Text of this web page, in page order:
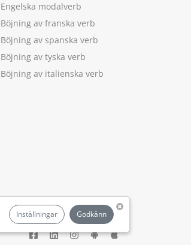
Inställningar Godkänn
Engelska modalverb
Böjning av franska verb
Böjning av spanska verb
Böjning av tyska verb
Böjning av italienska verb